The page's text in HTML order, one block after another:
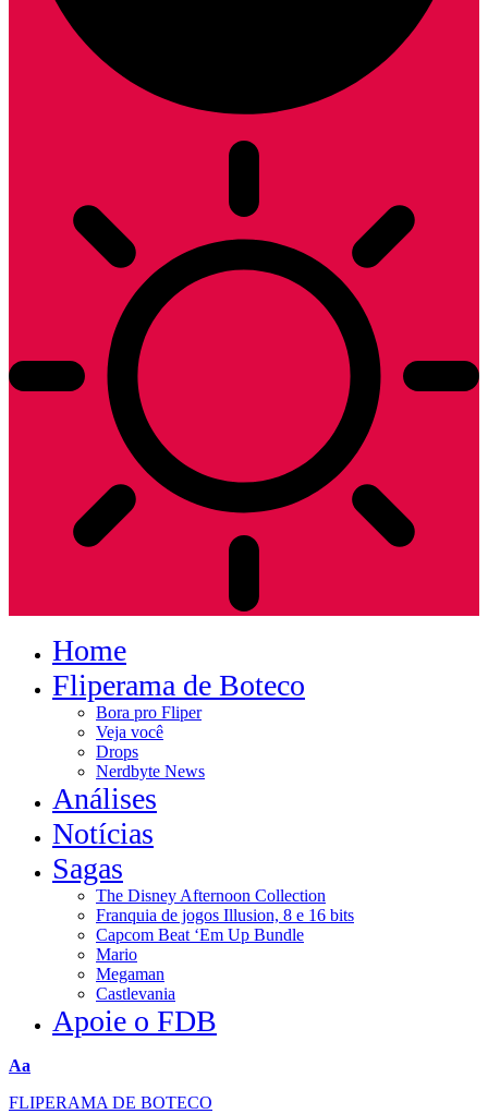
Home
Fliperama de Boteco
Bora pro Fliper
Veja você
Drops
Nerdbyte News
Análises
Notícias
Sagas
The Disney Afternoon Collection
Franquia de jogos Illusion, 8 e 16 bits
Capcom Beat ‘Em Up Bundle
Mario
Megaman
Castlevania
Apoie o FDB
Redimensionar
Aa
FLIPERAMA DE BOTECO